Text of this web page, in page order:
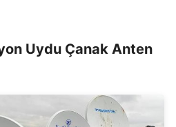
Uydu Çanak Anten